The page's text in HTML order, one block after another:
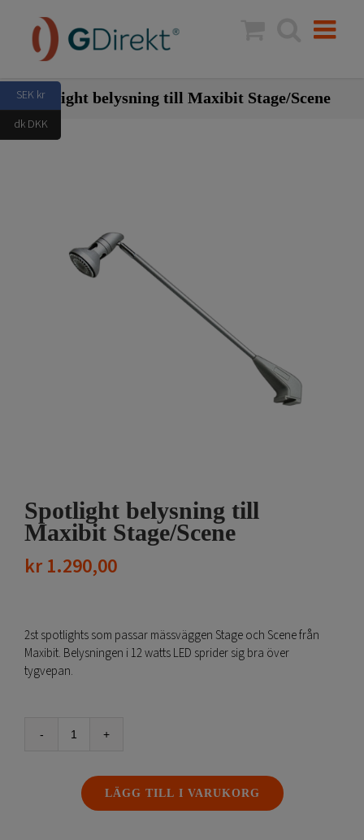
innehållet
Spotlight belysning till Maxibit Stage/Scene
Spotlight belysning till
Maxibit Stage/Scene
kr1.290,00
2st spotlights som passar mässväggen Stage och Scene från
Maxibit. Belysningen i 12 watts LED sprider sig bra över
tygvepan.
Spotlight
till
MaxibitLÄGG TILL I VARUKORG
SEK kr
dk DKK